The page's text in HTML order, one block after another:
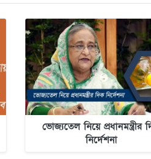
ভোজ্যতেল নিয়ে প্রধানমন্ত্রীর
নির্দেশনা